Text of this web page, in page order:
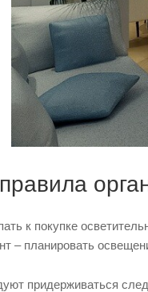
к покупке
– планировать
придерживаться